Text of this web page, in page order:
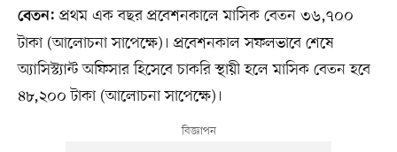
বেতন: প্রথম এক বছর প্রবেশনকালে মাসিক বেতন ৩৬,৭০০
টাকা (আলোচনা সাপেক্ষে)। প্রবেশনকাল সফলভাবে শেষে
অ্যাসিস্ট্যান্ট অফিসার হিসেবে চাকরি স্থায়ী হলে মাসিক বেতন হবে
৪৮,২০০ টাকা (আলোচনা সাপেক্ষে)।